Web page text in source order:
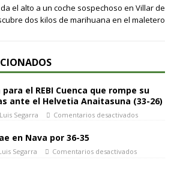
el alto a un coche sospechoso en Villar de
dos kilos de marihuana en el maletero
el REBI Cuenca que rompe su
ante el Helvetia Anaitasuna (33-26)
Luis Segarra Comentarios desactivados
en Nava por 36-35
Segarra Comentarios desactivados